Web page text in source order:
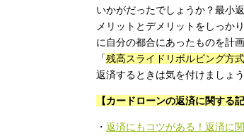
いかがだったでしょうか？最小
メリットとデメリットをしっか
に自分の都合にあったものを計
「残高スライドリボルビング方式
返済するときは気を付けましょう
【カードローンの返済に関する記
・ 返済にもコツがある！返済に